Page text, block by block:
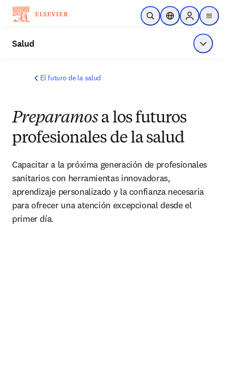
Saltar al contenido principal
Abrir búsqueda
Selector deSign in to
menu
Salud
El futuro de la salud
Preparamosa los futuros
profesionales de la salud
Capacitar a la próxima generación de profesionales
sanitarios con herramientas innovadoras,
aprendizaje personalizado y la confianza necesaria
para ofrecer una atención excepcional desde el
primer día.